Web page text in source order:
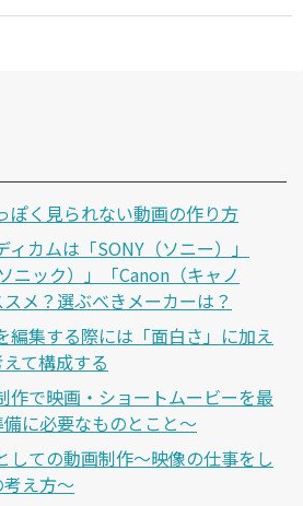
く見られない動画の作り方
カムは「SONY（ソニー）」
ニック）」「Canon（キャノ
メ？選ぶべきメーカーは？
集する際には「面白さ」に加え
て構成する
で映画・ショートムービーを最
に必要なものとこと～
ての動画制作～映像の仕事をし
え方～